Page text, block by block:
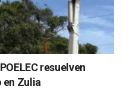
resuelven
en Zulia